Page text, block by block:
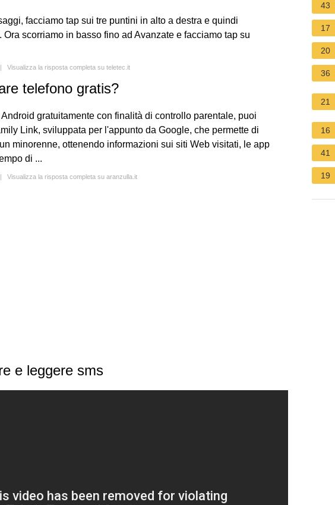
facciamo tap sui tre puntini in alto a destra e quindi
scorriamo in basso fino ad Avanzate e facciamo tap su
Visualizza la risposta completa su teletec.it
telefono gratis?
gratuitamente con finalità di controllo parentale, puoi
Link, sviluppata per l'appunto da Google, che permette di
minorenne, ottenendo informazioni sui siti Web visitati, le app
di ...
Visualizza la risposta completa su aranzulla.it
e leggere sms
43
17
20
36
21
16
41
19